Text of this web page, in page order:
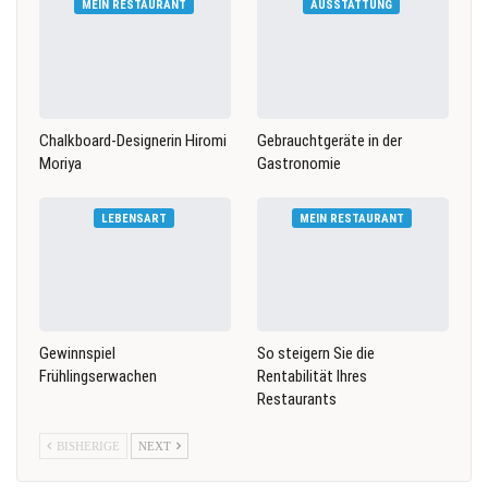
MEIN RESTAURANT
Chalkboard-Designerin Hiromi
Moriya
AUSSTATTUNG
Gebrauchtgeräte in der
Gastronomie
LEBENSART
Gewinnspiel
Frühlingserwachen
MEIN RESTAURANT
So steigern Sie die
Rentabilität Ihres
Restaurants
BISHERIGE NEXT